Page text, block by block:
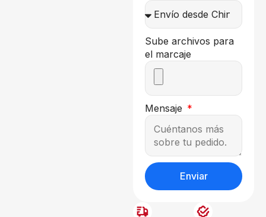
Sube archivos para
el marcaje
Mensaje
Enviar